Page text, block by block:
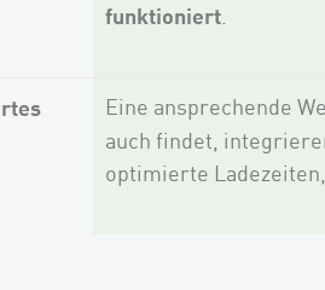
funktioniert.
Eine ansprechende
auch findet,
optimierte